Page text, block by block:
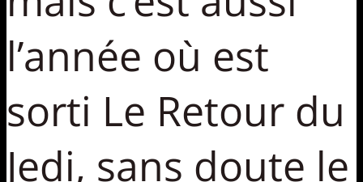
l’année où est
sorti Le Retour du
Jedi, sans doute le